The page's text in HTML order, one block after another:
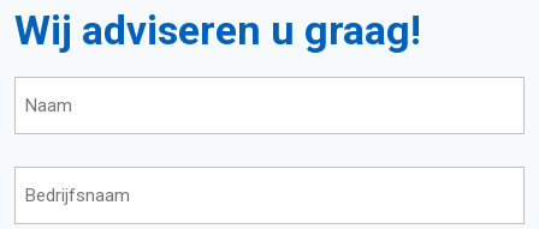
Wij adviseren u graag!
Naam
*
Bedrijfsnaam